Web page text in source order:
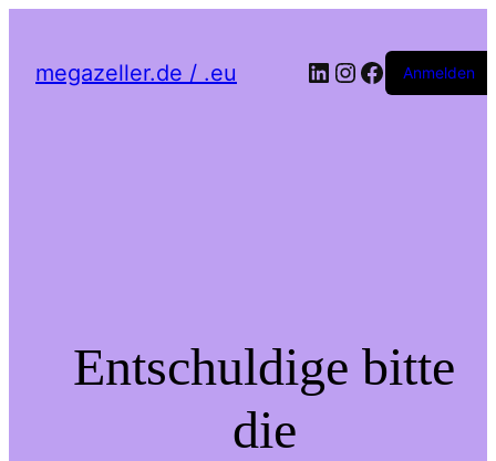
megazeller.de / .eu LinkedIn
Instagram
Facebook
Anmelden
Entschuldige bitte
die